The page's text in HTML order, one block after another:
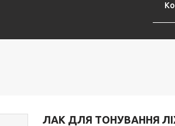
ЛАК ДЛЯ ТОНУВАННЯ